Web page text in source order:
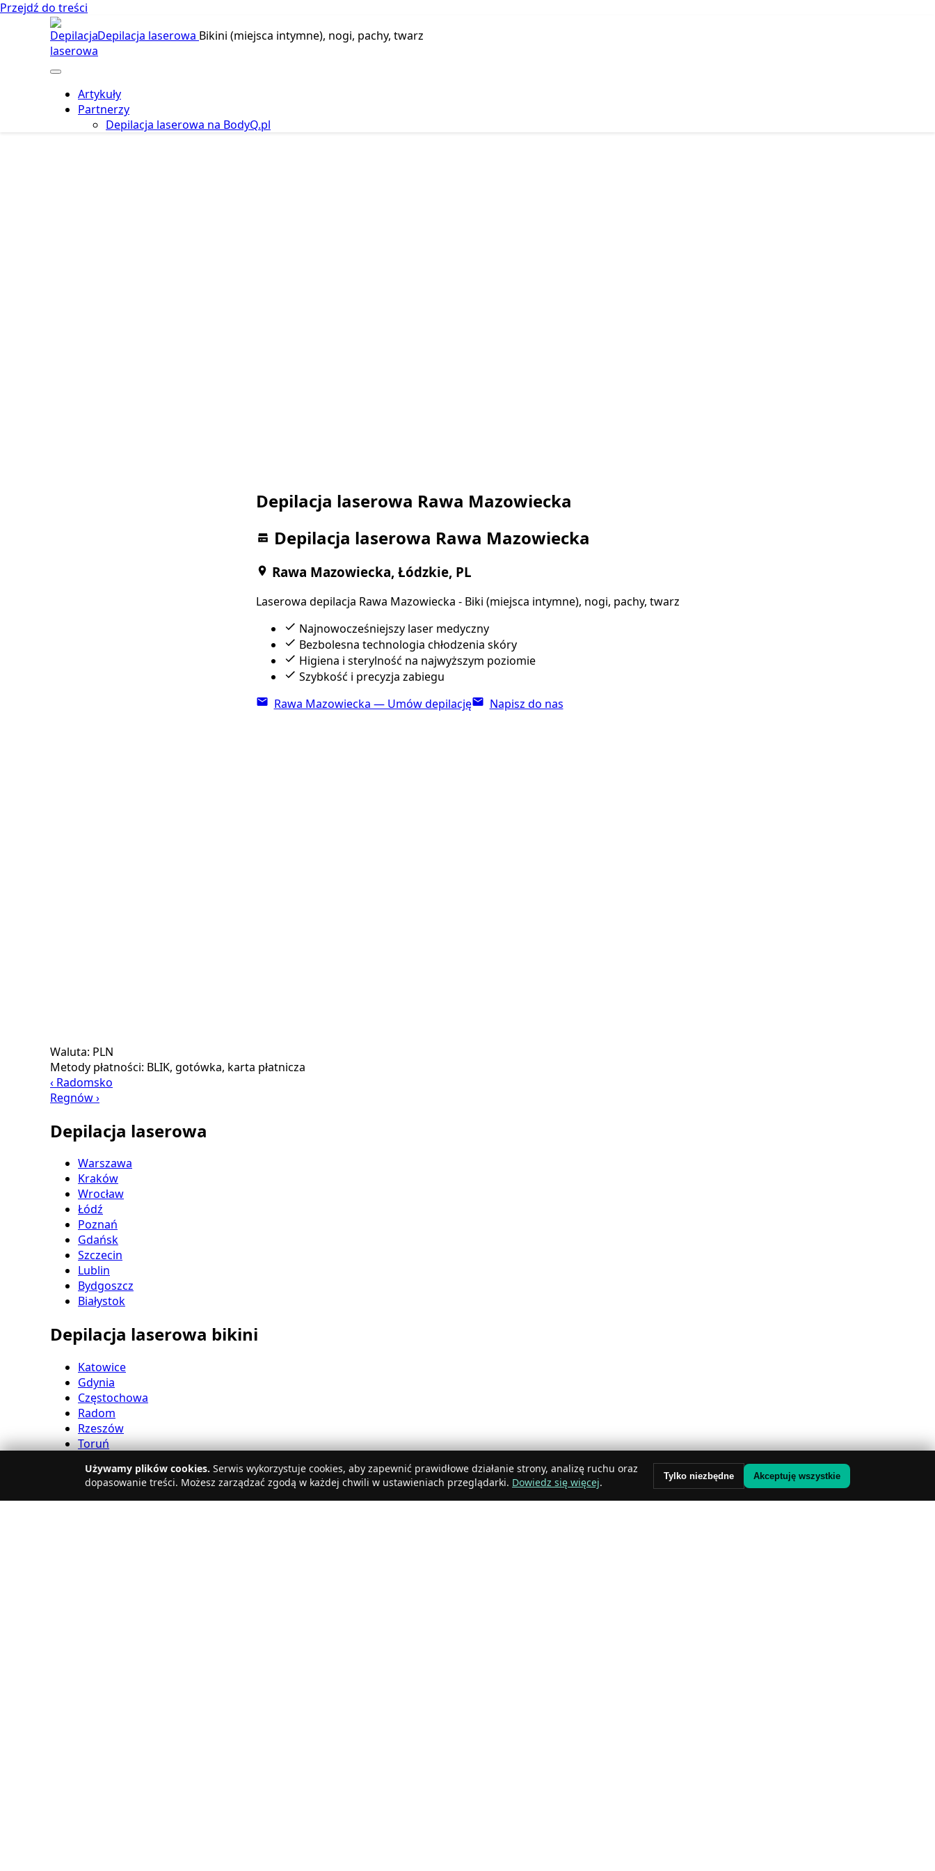
Przejdź do treści
Depilacja laserowa Bikini (miejsca intymne), nogi, pachy, twarz
Artykuły
Partnerzy
Depilacja laserowa na BodyQ.pl
Depilacja laserowa Rawa Mazowiecka
Depilacja laserowa Rawa Mazowiecka
Rawa Mazowiecka, Łódzkie, PL
Laserowa depilacja Rawa Mazowiecka - Biki (miejsca intymne), nogi, pachy, twarz
Najnowocześniejszy laser medyczny
Bezbolesna technologia chłodzenia skóry
Higiena i sterylność na najwyższym poziomie
Szybkość i precyzja zabiegu
Rawa Mazowiecka — Umów depilację
Napisz do nas
Waluta: PLN
Metody płatności: BLIK, gotówka, karta płatnicza
‹ Radomsko
Regnów ›
Depilacja laserowa
Warszawa
Kraków
Wrocław
Łódź
Poznań
Gdańsk
Szczecin
Lublin
Bydgoszcz
Białystok
Depilacja laserowa bikini
Katowice
Gdynia
Częstochowa
Radom
Rzeszów
Toruń
Kielce
Gliwice
Olsztyn
Używamy plików cookies. Serwis wykorzystuje cookies, aby zapewnić prawidłowe działanie strony, analizę ruchu oraz
dopasowanie treści. Możesz zarządzać zgodą w każdej chwili w ustawieniach przeglądarki. Dowiedz się więcej. Tylko niezbędne Akceptuję wszystkie